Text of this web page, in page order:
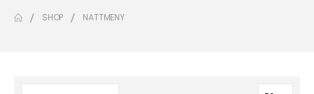
SHOP NATTMENY